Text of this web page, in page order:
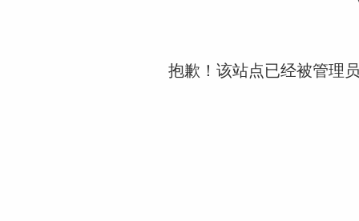
抱歉！该站点已经被管理